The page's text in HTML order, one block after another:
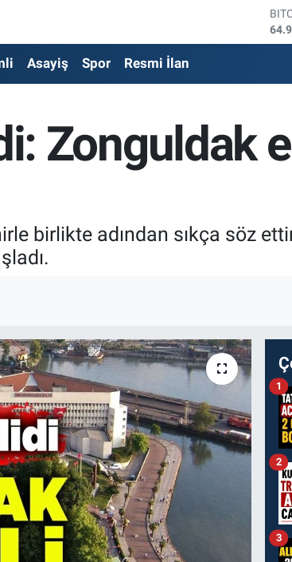
Asayiş Spor Resmi İlan
Zonguldak
birlikte adından sıkça söz
1
2
3